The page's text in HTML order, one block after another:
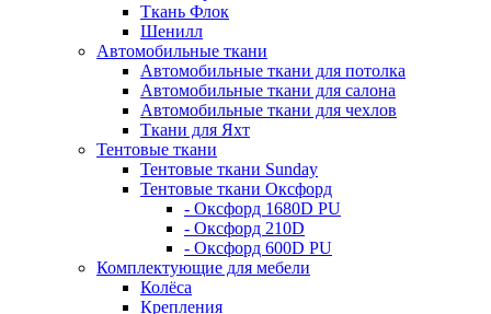
Ткань Флок
Шенилл
Автомобильные ткани
Автомобильные ткани для потолка
Автомобильные ткани для салона
Автомобильные ткани для чехлов
Ткани для Яхт
Тентовые ткани
Тентовые ткани Sunday
Тентовые ткани Оксфорд
- Оксфорд 1680D PU
- Оксфорд 210D
- Оксфорд 600D PU
Комплектующие для мебели
Колёса
Крепления